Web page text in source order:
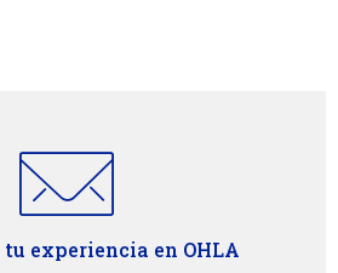
experiencia en OHLA